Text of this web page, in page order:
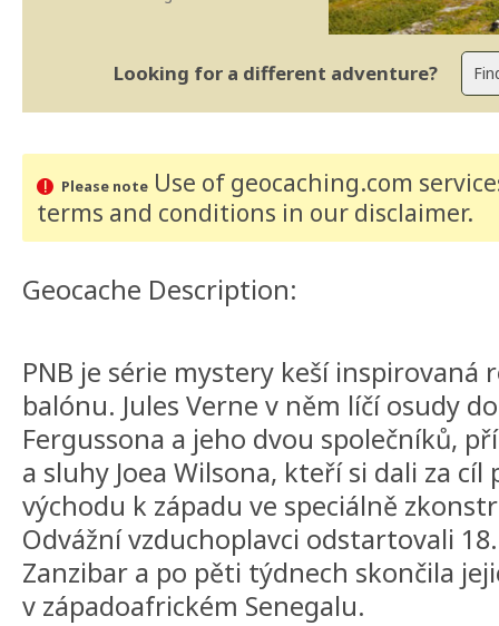
Looking for a different adventure?
Please noteUse of geocaching.com
terms and conditions in our disclaimer.
Geocache Description:
PNB je série mystery keší inspirovaná
balónu. Jules Verne v něm líčí osudy
Fergussona a jeho dvou společníků,
a sluhy Joea Wilsona, kteří si dali za
východu k západu ve speciálně
Odvážní vzduchoplavci odstartovali
Zanzibar a po pěti týdnech skončila
v západoafrickém Senegalu.